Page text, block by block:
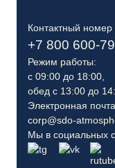
Контактный номер
+7 800 600-
Режим работы:
с 09:00 до 18:00,
обед с 13:00 до
Электронная
corp@sdo-
Мы в социальных